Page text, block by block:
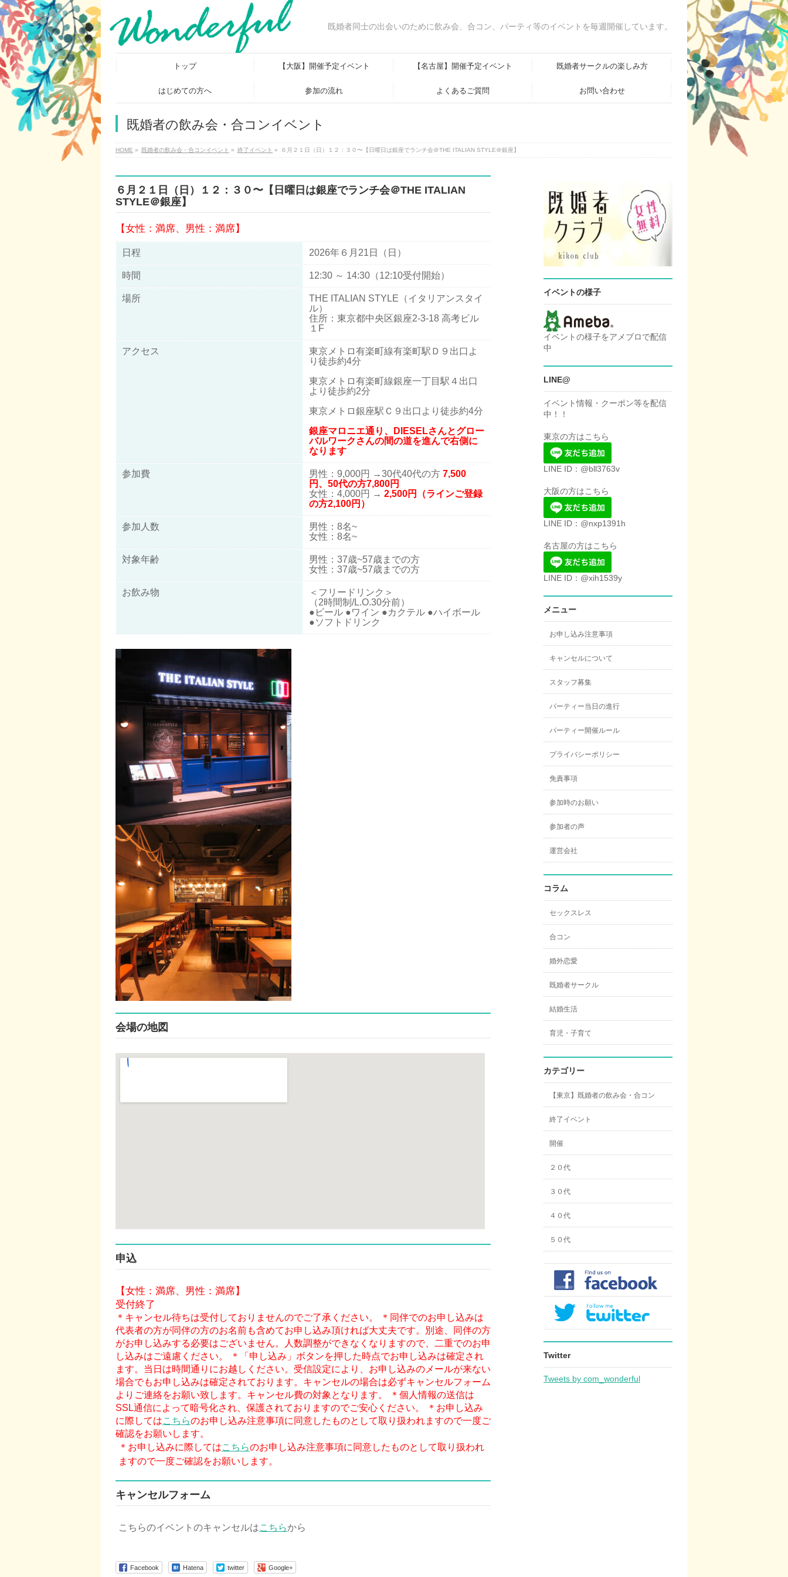
既婚者同士の出会いのために飲み会、合コン、パーティ等のイベントを毎週開催しています。
トップ 【大阪】開催予定イベント 【名古屋】開催予定イベント 既婚者サークルの楽しみ方
はじめての方へ 参加の流れ よくあるご質問 お問い合わせ
既婚者の飲み会・合コンイベント
HOME » 既婚者の飲み会・合コンイベント » 終了イベント » ６月２１日（日）１２：３０〜【日曜日は銀座でランチ会＠THE ITALIAN STYLE＠銀座】
６月２１日（日）１２：３０〜【日曜日は銀座でランチ会＠THE ITALIAN
STYLE＠銀座】
【女性：満席、男性：満席】
日程 2026年６月21日（日）
時間 12:30 ～ 14:30（12:10受付開始）
場所
THE ITALIAN STYLE（イタリアンスタイ
ル）
住所：東京都中央区銀座2-3-18 高考ビル
１F
アクセス
東京メトロ有楽町線有楽町駅Ｄ９出口よ
り徒歩約4分
東京メトロ有楽町線銀座一丁目駅４出口
より徒歩約2分
東京メトロ銀座駅Ｃ９出口より徒歩約4分
銀座マロニエ通り、DIESELさんとグロー
バルワークさんの間の道を進んで右側に
なります
参加費 男性：9,000円 →30代40代の方 7,500
円、50代の方7,800円
女性：4,000円 → 2,500円（ラインご登録
の方2,100円）
参加人数
男性：8名~
女性：8名~
対象年齢
男性：37歳~57歳までの方
女性：37歳~57歳までの方
お飲み物
＜フリードリンク＞
（2時間制/L.O.30分前）
●ビール ●ワイン ●カクテル ●ハイボール
●ソフトドリンク
会場の地図
申込
【女性：満席、男性：満席】
受付終了
＊キャンセル待ちは受付しておりませんのでご了承ください。
＊同伴でのお申し込みは
代表者の方が同伴の方のお名前も含めてお申し込み頂ければ大丈夫です。別途、同伴の方
がお申し込みする必要はございません。人数調整ができなくなりますので、二重でのお申
し込みはご遠慮ください。
＊「申し込み」ボタンを押した時点でお申し込みは確定され
ます。当日は時間通りにお越しください。受信設定により、お申し込みのメールが来ない
場合でもお申し込みは確定されております。キャンセルの場合は必ずキャンセルフォーム
よりご連絡をお願い致します。キャンセル費の対象となります。
＊個人情報の送信は
SSL通信によって暗号化され、保護されておりますのでご安心ください。
＊お申し込み
に際してはこちらのお申し込み注意事項に同意したものとして取り扱われますので一度ご
確認をお願いします。
＊お申し込みに際してはこちらのお申し込み注意事項に同意したものとして取り扱われ
ますので一度ご確認をお願いします。
キャンセルフォーム
こちらのイベントのキャンセルはこちらから
Facebook Hatena twitter Google+
イベントの様子
イベントの様子をアメブロで配信
中
LINE@
イベント情報・クーポン等を配信
中！！
東京の方はこちら
LINE ID：@bll3763v
大阪の方はこちら
LINE ID：@nxp1391h
名古屋の方はこちら
LINE ID：@xih1539y
メニュー
お申し込み注意事項
キャンセルについて
スタッフ募集
パーティー当日の進行
パーティー開催ルール
プライバシーポリシー
免責事項
参加時のお願い
参加者の声
運営会社
コラム
セックスレス
合コン
婚外恋愛
既婚者サークル
結婚生活
育児・子育て
カテゴリー
【東京】既婚者の飲み会・合コン
終了イベント
開催
２０代
３０代
４０代
５０代
Twitter
Tweets by com_wonderful